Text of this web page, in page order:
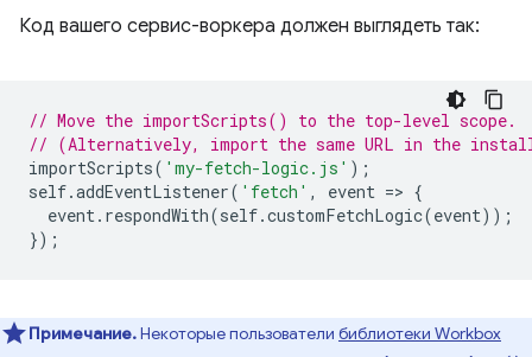
Код вашего сервис-воркера должен выглядеть так:
// Move the importScripts() to the top-level scope.
// (Alternatively, import the same URL in the
importScripts( 'my-fetch-logic.js' );
self.addEventListener( 'fetch' , event => {
event. respondWith(self.customFetchLogic(event));
});
Примечание.Некоторые пользователи библиотеки Workbox